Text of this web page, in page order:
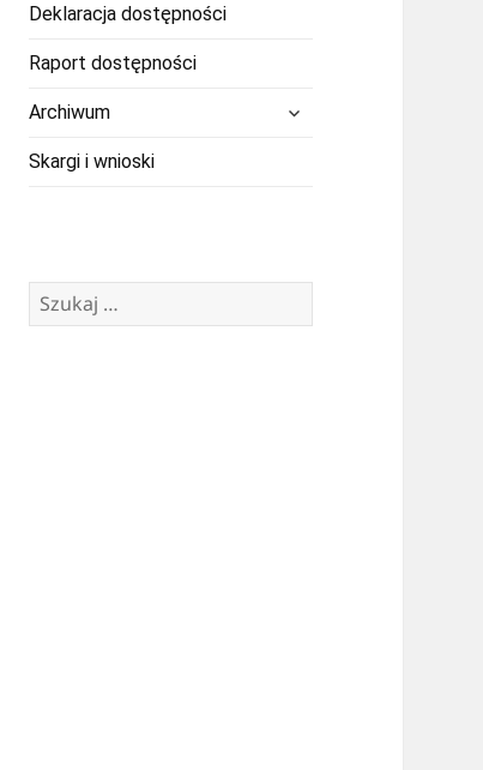
Deklaracja dostępności
Raport dostępności
Archiwum
Skargi i wnioski
Szukaj: